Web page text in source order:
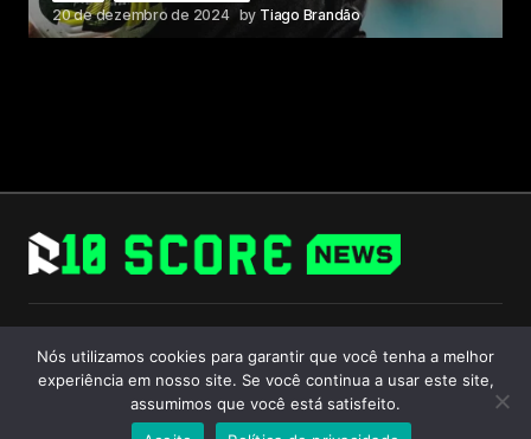
20 de dezembro de 2024 by Tiago Brandão
Follow Us
Nós utilizamos cookies para garantir que você tenha a melhor
experiência em nosso site. Se você continua a usar este site,
assumimos que você está satisfeito.